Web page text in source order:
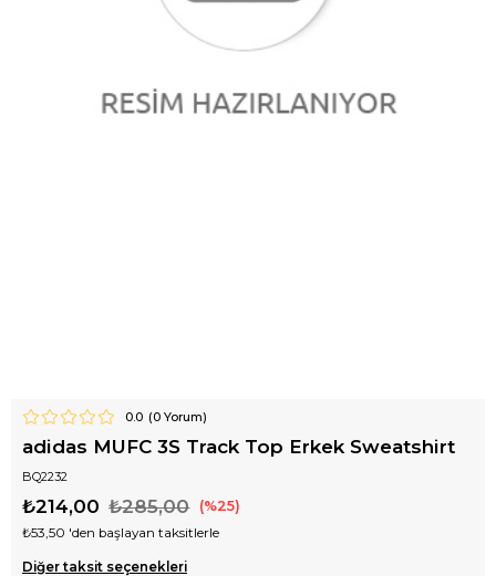
0.0 (0Yorum)
adidas MUFC 3S Track Top Erkek Sweatshirt
BQ2232
₺285,00
₺214,00 25
₺53,50 'den başlayan taksitlerle
Diğer taksit seçenekleri